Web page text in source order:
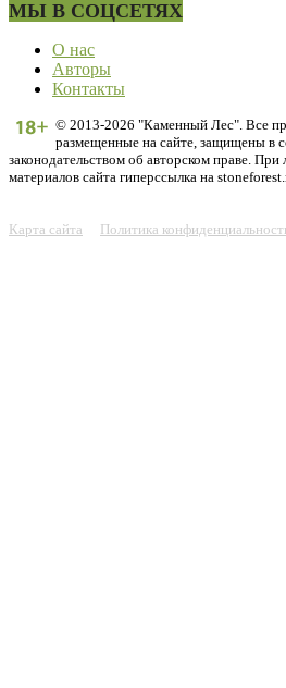
МЫ В СОЦСЕТЯХ
О нас
Авторы
Контакты
© 2013-2026 "Каменный Лес". Все
размещенные на сайте, защищены в
законодательством об авторском праве.
материалов сайта гиперссылка на
Карта сайта Политика